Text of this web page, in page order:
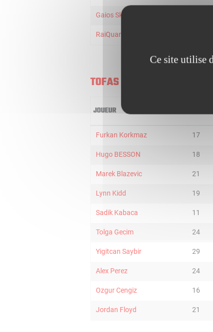
Gaios Skordilis
RaiQuan Gray
TOFAS BURSA
JOUEUR
Furkan Korkmaz 17
Hugo BESSON 18
Marek Blazevic 21
Lynn Kidd 19
Sadik Kabaca 11
Tolga Gecim 24
Yigitcan Saybir 29
Alex Perez 24
Ozgur Cengiz 16
Jordan Floyd 21
Ce site utilise